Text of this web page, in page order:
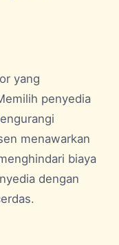
yang
penyedia
menawarkan
biaya
dengan